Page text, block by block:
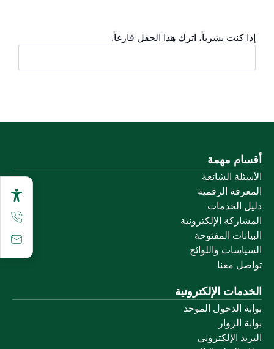
إذا كنت بشرياً، اترك هذا الحقل فارغاً.
أقسام مهمة
الأسئلة الشائعة
المعرفة الرقمية
دليل الخدمات
المشاركة الإلكترونية
البيانات المفتوحة
السياسات واللوائح
تواصل معنا
الخدمات الإلكترونية
بوابة الدخول الموحد
بوابة الزوار
البريد الإلكتروني